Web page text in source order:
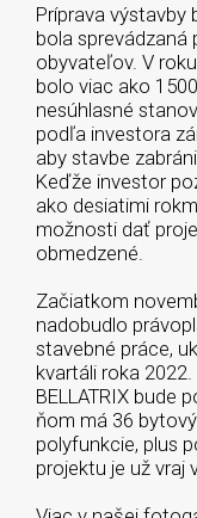
Príprava výstavby
bola sprevádzaná
obyvateľov. V
bolo viac ako
nesúhlasné
podľa investora
aby stavbe
Keďže investor
ako desiatimi
možnosti dať
obmedzené.
Začiatkom
nadobudlo
stavebné práce,
kvartáli roka
BELLATRIX bude
ňom má 36
polyfunkcie, plus
projektu je už vraj